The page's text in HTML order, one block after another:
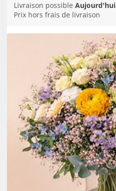
Livraison possible Aujourd'hui
Prix hors frais de livraison